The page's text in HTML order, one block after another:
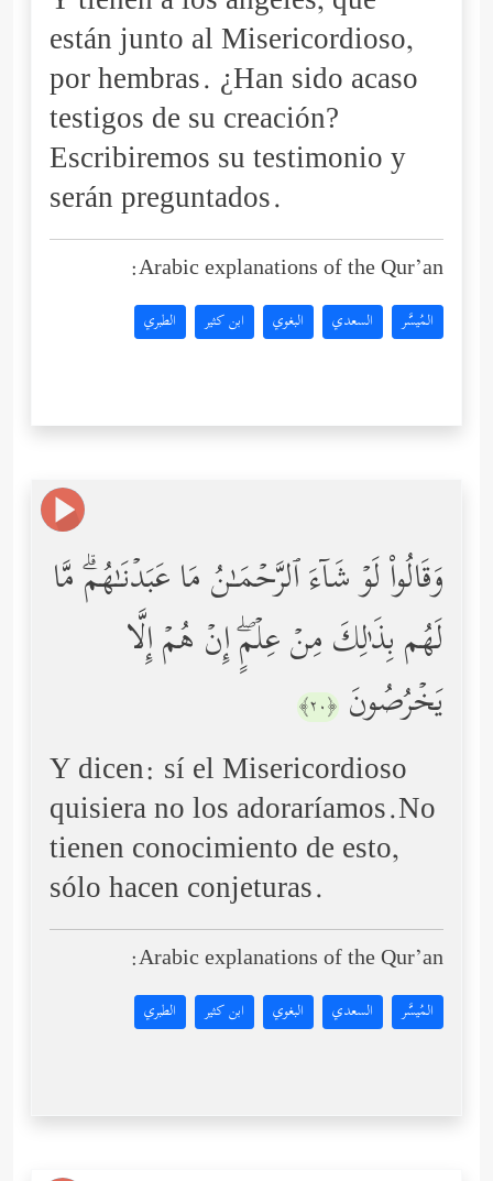
están junto al Misericordioso,
por hembras. ¿Han sido acaso
testigos de su creación?
Escribiremos su testimonio y
serán preguntados.
Arabic explanations of the Qur’an:
المُيسَّر السعدي البغوي ابن كثير الطبري
وَقَالُواْ لَوۡ شَاۤءَ ٱلرَّحۡمَـٰنُ مَا عَبَدۡنَـٰهُمۗ مَّا
لَهُم بِذَ ٰ⁠لِكَ مِنۡ عِلۡمٍۖ إِنۡ هُمۡ إِلَّا
یَخۡرُصُونَ ﴿٢٠﴾
Y dicen: sí el Misericordioso
quisiera no los adoraríamos.No
tienen conocimiento de esto,
sólo hacen conjeturas.
Arabic explanations of the Qur’an:
المُيسَّر السعدي البغوي ابن كثير الطبري